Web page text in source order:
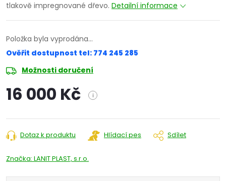
tlakově impregnované dřevo. Detailní informace
Položka byla vyprodána…
Ověřit dostupnost tel: 774 245 285
Možnosti doručení
16 000 Kč i
cena:
Dotaz k produktu Hlídací pes Sdílet
Značka: LANIT PLAST, s.r.o.